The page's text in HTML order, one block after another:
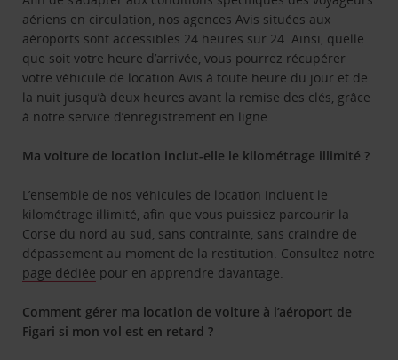
aériens en circulation, nos agences Avis situées aux
aéroports sont accessibles 24 heures sur 24. Ainsi, quelle
que soit votre heure d’arrivée, vous pourrez récupérer
votre véhicule de location Avis à toute heure du jour et de
la nuit jusqu’à deux heures avant la remise des clés, grâce
à notre service d’enregistrement en ligne.
Ma voiture de location inclut-elle le kilométrage illimité ?
L’ensemble de nos véhicules de location incluent le
kilométrage illimité, afin que vous puissiez parcourir la
Corse du nord au sud, sans contrainte, sans craindre de
dépassement au moment de la restitution. Consultez notre
page dédiée pour en apprendre davantage.
Comment gérer ma location de voiture à l’aéroport de
Figari si mon vol est en retard ?